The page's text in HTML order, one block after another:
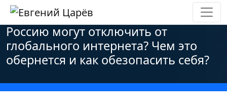
Главная»Новости»Политика
Россию могут отключить от
глобального интернета? Чем это
обернется и как обезопасить себя?